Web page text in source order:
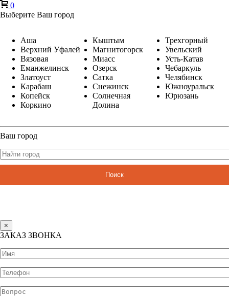
0
Выберите Ваш город
Аша
Верхний Уфалей
Вязовая
Еманжелинск
Златоуст
Карабаш
Копейск
Коркино
Кыштым
Магнитогорск
Миасс
Озерск
Сатка
Снежинск
Солнечная
Долина
Трехгорный
Увельский
Усть-Катав
Чебаркуль
Челябинск
Южноуральск
Юрюзань
Ваш город
Поиск
×
ЗАКАЗ ЗВОНКА